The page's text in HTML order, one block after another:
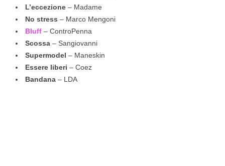
L’eccezione – Madame
No stress – Marco Mengoni
Bluff – ControPenna
Scossa – Sangiovanni
Supermodel – Maneskin
Essere liberi – Coez
Bandana – LDA